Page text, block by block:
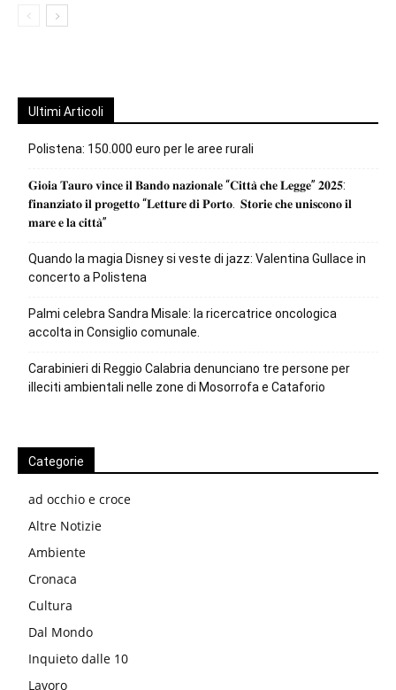
Ultimi Articoli
Polistena: 150.000 euro per le aree rurali
𝐆𝐢𝐨𝐢𝐚 𝐓𝐚𝐮𝐫𝐨 𝐯𝐢𝐧𝐜𝐞 𝐢𝐥 𝐁𝐚𝐧𝐝𝐨 𝐧𝐚𝐳𝐢𝐨𝐧𝐚𝐥𝐞 “𝐂𝐢𝐭𝐭𝐚̀ 𝐜𝐡𝐞 𝐋𝐞𝐠𝐠𝐞” 𝟐𝟎𝟐𝟓:
𝐟𝐢𝐧𝐚𝐧𝐳𝐢𝐚𝐭𝐨 𝐢𝐥 𝐩𝐫𝐨𝐠𝐞𝐭𝐭𝐨 “𝐋𝐞𝐭𝐭𝐮𝐫𝐞 𝐝𝐢 𝐏𝐨𝐫𝐭𝐨. 𝐒𝐭𝐨𝐫𝐢𝐞 𝐜𝐡𝐞 𝐮𝐧𝐢𝐬𝐜𝐨𝐧𝐨 𝐢𝐥
𝐦𝐚𝐫𝐞 𝐞 𝐥𝐚 𝐜𝐢𝐭𝐭𝐚̀”
Quando la magia Disney si veste di jazz: Valentina Gullace in
concerto a Polistena
Palmi celebra Sandra Misale: la ricercatrice oncologica
accolta in Consiglio comunale.
Carabinieri di Reggio Calabria denunciano tre persone per
illeciti ambientali nelle zone di Mosorrofa e Cataforio
Categorie
ad occhio e croce
Altre Notizie
Ambiente
Cronaca
Cultura
Dal Mondo
Inquieto dalle 10
Lavoro